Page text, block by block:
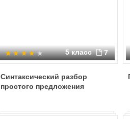
5 класс 7
Синтаксический разбор
простого предложения